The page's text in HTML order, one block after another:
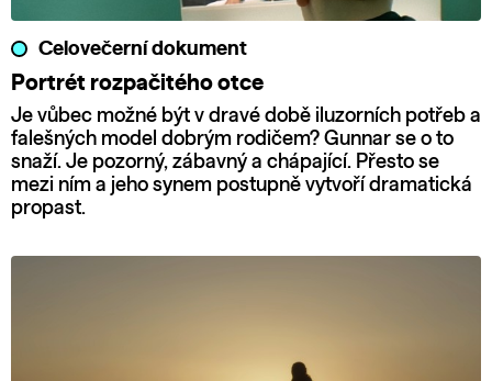
Celovečerní dokument
Portrét rozpačitého otce
Je vůbec možné být v dravé době iluzorních potřeb a
falešných model dobrým rodičem? Gunnar se o to
snaží. Je pozorný, zábavný a chápající. Přesto se
mezi ním a jeho synem postupně vytvoří dramatická
propast.